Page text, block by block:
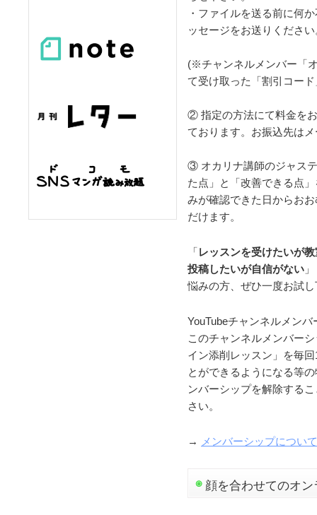
・ファイルを送る前に何
ッセージをお送りください
(※チャンネルメンバー「
て受け取った「割引コー
② 指定の方法にて料金を
ております。お振込先は
③ オカリナ講師のジャス
た点」と「改善できる点
みが確認できた日からお
だけます。
「 レッスンを受けたいが
投稿したいが自信がない
悩みの方、ぜひ一度お試
YouTubeチャンネルメン
このチャンネルメンバー
イン添削レッスン」を毎
とができるようになる等
ンバーシップを解除する
さい。
→ メンバーシップについ
顔を合わせてのオ